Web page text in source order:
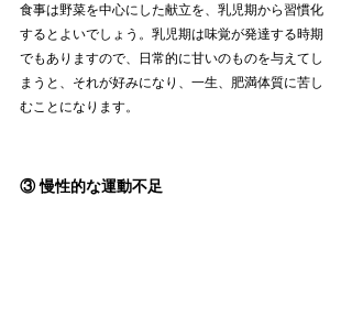
食事は野菜を中心にした献立を、乳児期から習慣化
するとよいでしょう。乳児期は味覚が発達する時期
でもありますので、日常的に甘いのものを与えてし
まうと、それが好みになり、一生、肥満体質に苦し
むことになります。
③ 慢性的な運動不足